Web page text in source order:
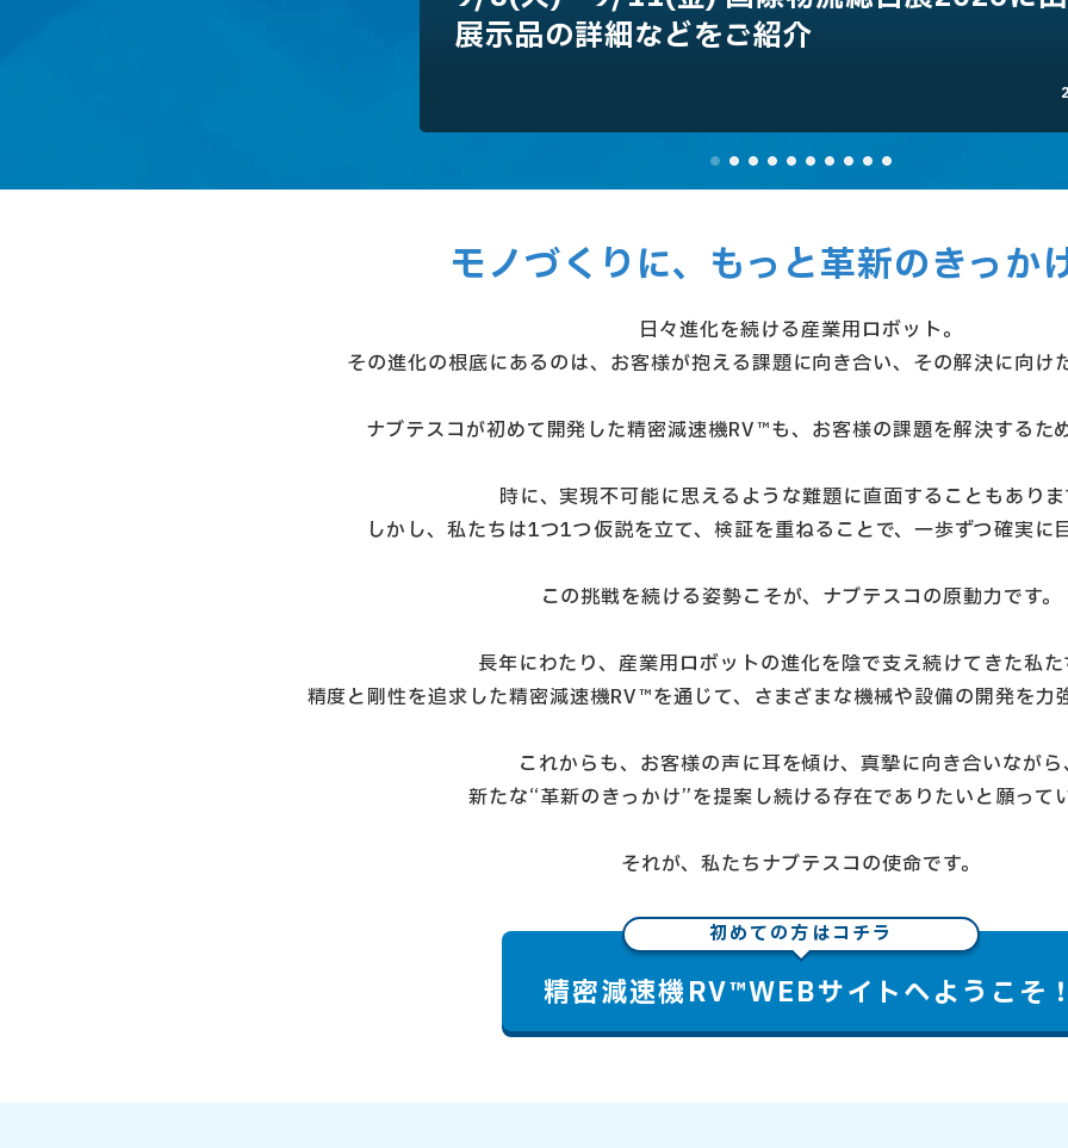
展示品の詳細などをご紹介
モノづくりに、もっと革新のきっか
日々進化を続ける産業用ロボット。
その進化の根底にあるのは、お客様が抱える課題に向き合い、その解決に向け
ナブテスコが初めて開発した精密減速機RV™も、お客様の課題を解決するた
時に、実現不可能に思えるような難題に直面することもあり
しかし、私たちは1つ1つ仮説を立て、検証を重ねることで、一歩ずつ確実に
この挑戦を続ける姿勢こそが、ナブテスコの原動力です。
長年にわたり、産業用ロボットの進化を陰で支え続けてきた私
精度と剛性を追求した精密減速機RV™を通じて、さまざまな機械や設備の開発を力
これからも、お客様の声に耳を傾け、真摯に向き合いなが
新たな“革新のきっかけ”を提案し続ける存在でありたいと願って
それが、私たちナブテスコの使命です。
初めての方はコチラ
精密減速機RV™WEBサイトへようこそ